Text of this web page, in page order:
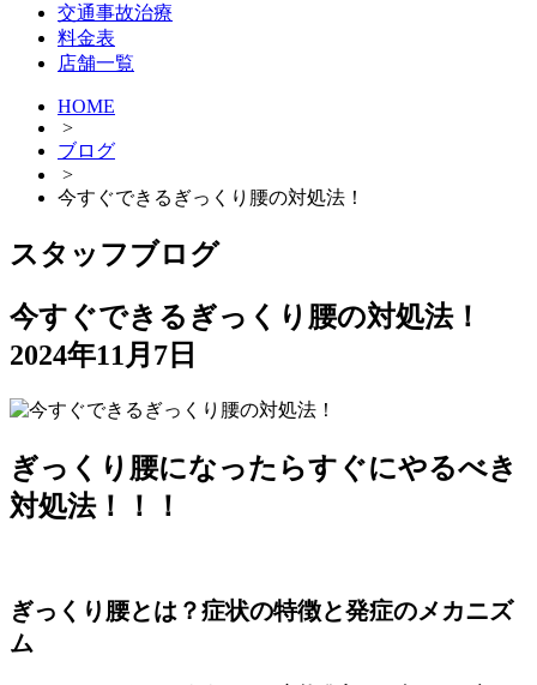
交通事故治療
料金表
店舗一覧
HOME
>
ブログ
>
今すぐできるぎっくり腰の対処法！
スタッフブログ
今すぐできるぎっくり腰の対処法！
2024年11月7日
ぎっくり腰になったらすぐにやるべき
対処法！！！
ぎっくり腰とは？症状の特徴と発症のメカニズ
ム